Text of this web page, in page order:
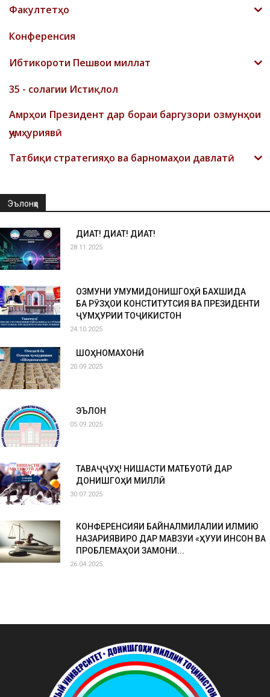
Факултетҳо
Конференсия
Ибтикороти Пешвои миллат
35 - солагии Истиқлол
Амрҳои Президент дар бораи баргузори озмунҳои
ҷумҳуриявӣ
Татбиқи стратегияҳо ва барномаҳои давлатӣ
Эълонҳо
ДИҚҚАТ! ДИҚҚАТ! ДИҚҚАТ!
28.11.2025
ОЗМУНИ УМУМИДОНИШГОҲӢ БАХШИДА
БА РӮЗҲОИ КОНСТИТУТСИЯ ВА ПРЕЗИДЕНТИ
ҶУМҲУРИИ ТОҶИКИСТОН
24.10.2025
ШОҲНОМАХОНӢ
20.09.2025
ЭЪЛОН
05.09.2025
ТАВАҶҶУҲ! НИШАСТИ МАТБУОТӢ ДАР
ДОНИШГОҲИ МИЛЛӢ
30.07.2025
КОНФЕРЕНСИЯИ БАЙНАЛМИЛАЛИИ ИЛМИЮ
НАЗАРИЯВИРО ДАР МАВЗУИ «ҲУҚУҚИ ИНСОН ВА
ПРОБЛЕМАҲОИ ЗАМОНИ...
26.04.2025